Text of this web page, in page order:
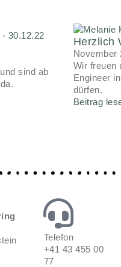
sind ab
Herzlich
November
Wir freuen
Engineer
dürfen.
Beitrag
Telefon
+41 43 455 00
77